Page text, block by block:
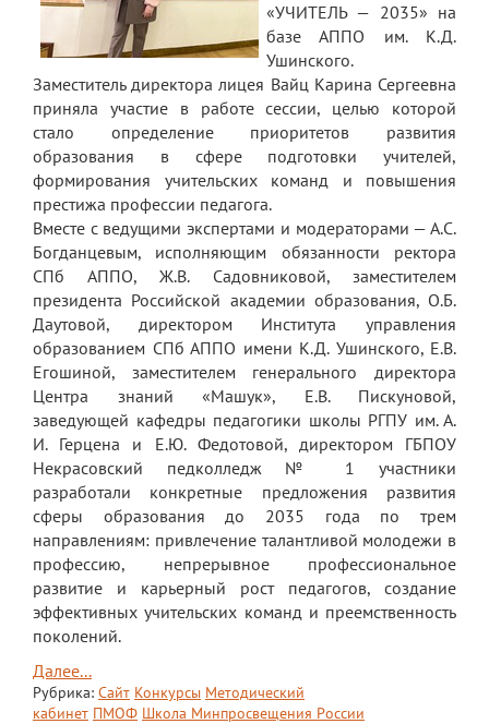
«УЧИТЕЛЬ — 2035» на
базе АППО им. К.Д.
Ушинского.
Заместитель директора лицея Вайц Карина Сергеевна
приняла участие в работе сессии, целью которой
стало определение приоритетов развития
образования в сфере подготовки учителей,
формирования учительских команд и повышения
престижа профессии педагога.
Вместе с ведущими экспертами и модераторами — А.С.
Богданцевым, исполняющим обязанности ректора
СПб АППО, Ж.В. Садовниковой, заместителем
президента Российской академии образования, О.Б.
Даутовой, директором Института управления
образованием СПб АППО имени К.Д. Ушинского, Е.В.
Егошиной, заместителем генерального директора
Центра знаний «Машук», Е.В. Пискуновой,
заведующей кафедры педагогики школы РГПУ им. А.
И. Герцена и Е.Ю. Федотовой, директором ГБПОУ
Некрасовский педколледж № 1 участники
разработали конкретные предложения развития
сферы образования до 2035 года по трем
направлениям: привлечение талантливой молодежи в
профессию, непрерывное профессиональное
развитие и карьерный рост педагогов, создание
эффективных учительских команд и преемственность
поколений.
Далее...
Рубрика: Сайт Конкурсы Методический
кабинет ПМОФ Школа Минпросвещения России